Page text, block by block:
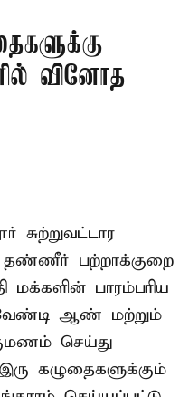
வினோத
சுற்றுவட்டார
தண்ணீர் பற்றாக்குறை
மக்களின் பாரம்பரிய
ஆண் மற்றும்
செய்து
கழுதைகளுக்கும்